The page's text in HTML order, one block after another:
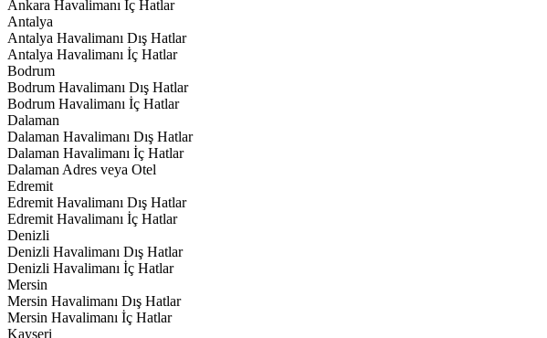
Ankara Havalimanı İç Hatlar
Antalya
Antalya Havalimanı Dış Hatlar
Antalya Havalimanı İç Hatlar
Bodrum
Bodrum Havalimanı Dış Hatlar
Bodrum Havalimanı İç Hatlar
Dalaman
Dalaman Havalimanı Dış Hatlar
Dalaman Havalimanı İç Hatlar
Dalaman Adres veya Otel
Edremit
Edremit Havalimanı Dış Hatlar
Edremit Havalimanı İç Hatlar
Denizli
Denizli Havalimanı Dış Hatlar
Denizli Havalimanı İç Hatlar
Mersin
Mersin Havalimanı Dış Hatlar
Mersin Havalimanı İç Hatlar
Kayseri